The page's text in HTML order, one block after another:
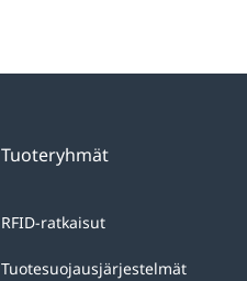
Tuoteryhmät
RFID-ratkaisut
Tuotesuojausjärjestelmät